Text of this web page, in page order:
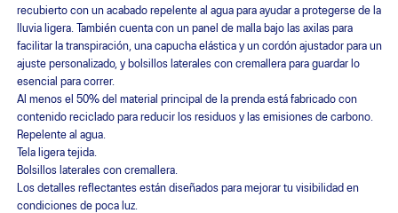
recubierto con un acabado repelente al agua para ayudar a protegerse de la
lluvia ligera. También cuenta con un panel de malla bajo las axilas para
facilitar la transpiración, una capucha elástica y un cordón ajustador para un
ajuste personalizado, y bolsillos laterales con cremallera para guardar lo
esencial para correr.
Al menos el 50% del material principal de la prenda está fabricado con
contenido reciclado para reducir los residuos y las emisiones de carbono.
Repelente al agua.
Tela ligera tejida.
Bolsillos laterales con cremallera.
Los detalles reflectantes están diseñados para mejorar tu visibilidad en
condiciones de poca luz.